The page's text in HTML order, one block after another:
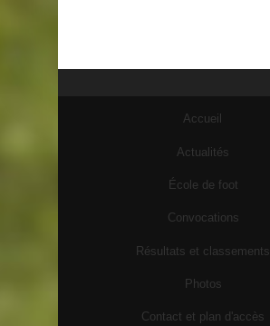
Accueil
Actualités
École de foot
Convocations
Résultats et classements
Photos
Contact et plan d'accès